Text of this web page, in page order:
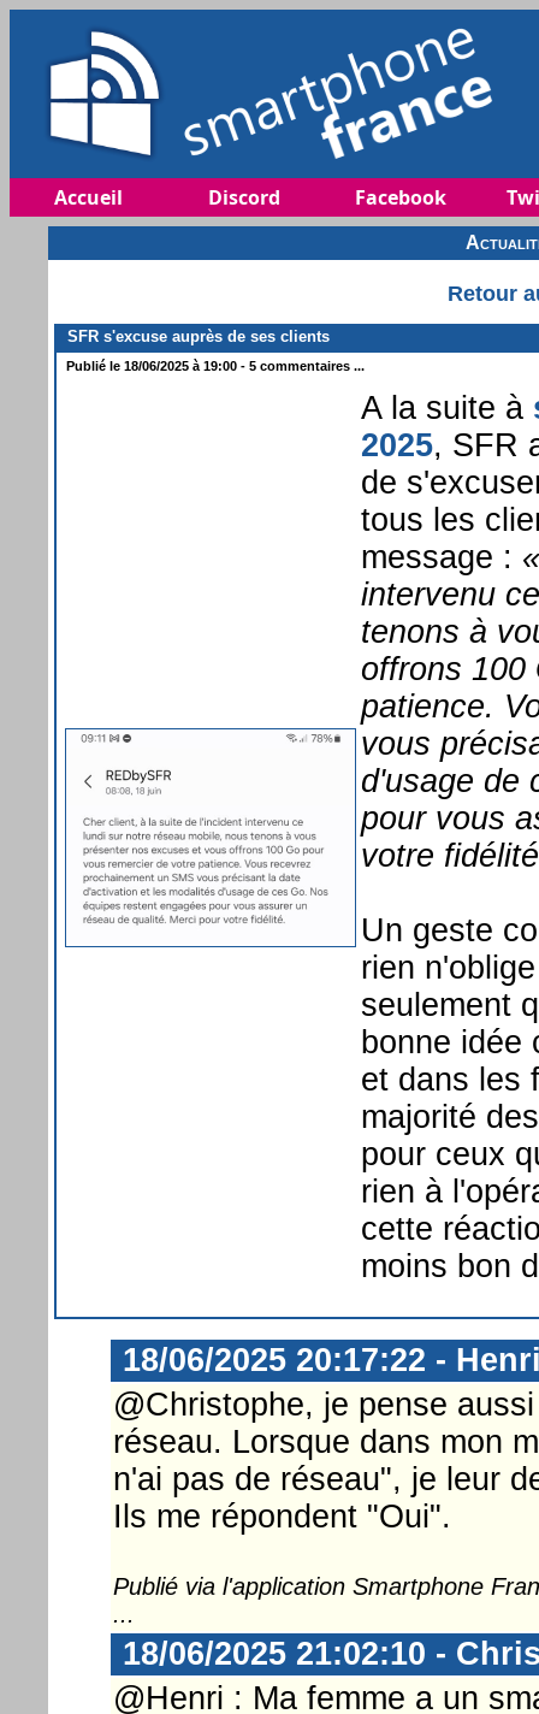
Accueil Discord Facebook
Retour
SFR s'excuse auprès de ses clients
Publié le 18/06/2025 à 19:00 - 5 commentaires ...
A la suite à
2025, SFR
de
tous les
message :
intervenu
tenons à
offrons 100
patience.
vous
d'usage de
pour vous
votre
Un geste
rien
seulement
bonne idée
et dans les
majorité
pour ceux
rien à
cette
moins bon
18/06/2025 20:17:22 -
@Christophe, je pense
réseau. Lorsque dans mon
n'ai pas de réseau", je leur
Ils me répondent "Oui".
Publié via l'application Smartphone
...
18/06/2025 21:02:10 -
@Henri : Ma femme a un